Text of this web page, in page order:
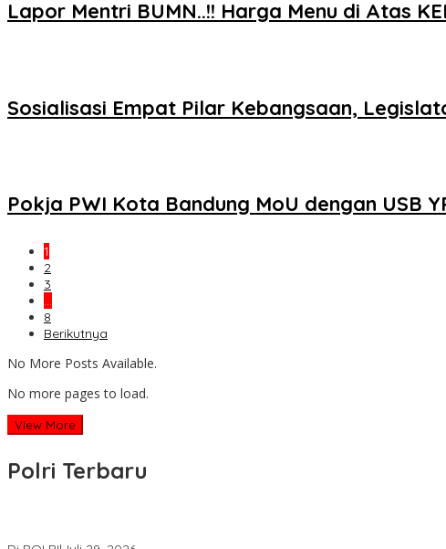
Lapor Mentri BUMN..!! Harga Menu di Atas
Sosialisasi Empat Pilar Kebangsaan,
Pokja PWI Kota Bandung MoU dengan USB
1
2
3
…
8
Berikutnya
No More Posts Available.
No more pages to load.
View More
Polri Terbaru